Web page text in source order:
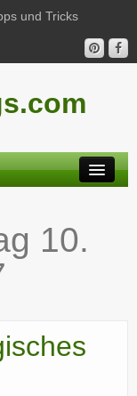
und Tricks
10.